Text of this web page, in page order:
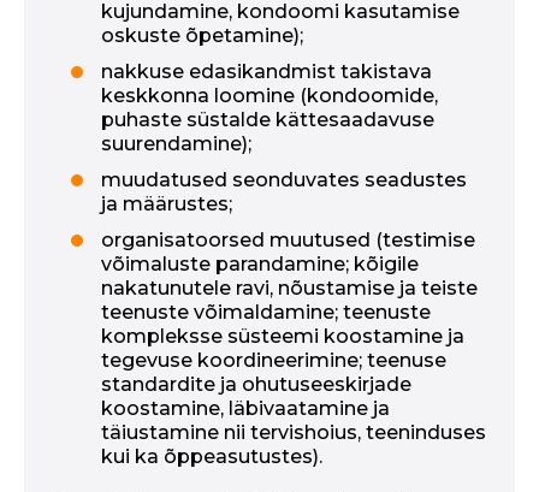
kujundamine, kondoomi kasutamise
oskuste õpetamine);
nakkuse edasikandmist takistava
keskkonna loomine (kondoomide,
puhaste süstalde kättesaadavuse
suurendamine);
muudatused seonduvates seadustes
ja määrustes;
organisatoorsed muutused (testimise
võimaluste parandamine; kõigile
nakatunutele ravi, nõustamise ja teiste
teenuste võimaldamine; teenuste
kompleksse süsteemi koostamine ja
tegevuse koordineerimine; teenuse
standardite ja ohutuseeskirjade
koostamine, läbivaatamine ja
täiustamine nii tervishoius, teeninduses
kui ka õppeasutustes).